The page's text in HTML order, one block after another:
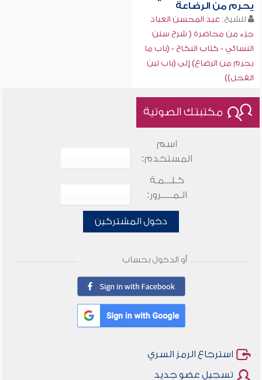
يحرم من الرضاعة
للشيخ: عبد المحسن العباد
جزء من محاضرة ( شرح سنن
النسائي - كتاب النكاح - (باب ما
يحرم من الرضاع) إلى (باب لبن
الفحل))
مكتبتك الصوتية
اسم
المستخدم:
كـلـــمـة
الـمـــــرور:
دخول المشتركين
أو الدخول بحساب
استرجاع الرمز السري
تسجيل عضو جديد